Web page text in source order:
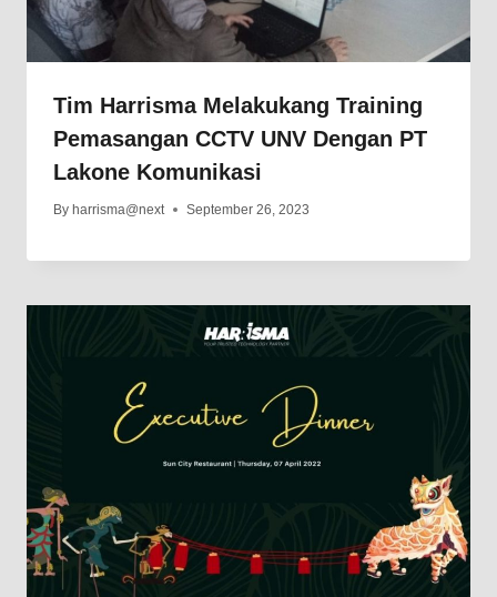
Tim Harrisma Melakukang Training
Pemasangan CCTV UNV Dengan PT
Lakone Komunikasi
By harrisma@next September 26, 2023